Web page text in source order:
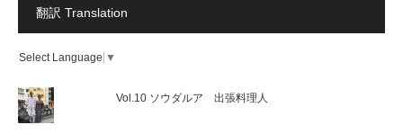
翻訳 Translation
Select Language ▼
Vol.10 ソウダルア 出張料理人